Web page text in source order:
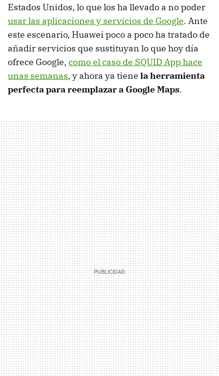
Estados Unidos, lo que los ha llevado a no poder
usar las aplicaciones y servicios de Google. Ante
este escenario, Huawei poco a poco ha tratado de
añadir servicios que sustituyan lo que hoy día
ofrece Google, como el caso de SQUID App hace
unas semanas, y ahora ya tiene la herramienta
perfecta para reemplazar a Google Maps.